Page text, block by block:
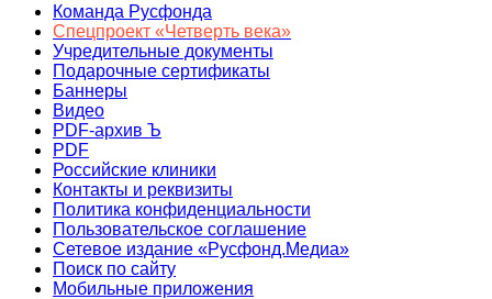
Команда Русфонда
Спецпроект «Четверть века»
Учредительные документы
Подарочные сертификаты
Баннеры
Видео
PDF-архив Ъ
PDF
Российские клиники
Контакты и реквизиты
Политика конфиденциальности
Пользовательское соглашение
Сетевое издание «Русфонд.Медиа»
Поиск по сайту
Мобильные приложения